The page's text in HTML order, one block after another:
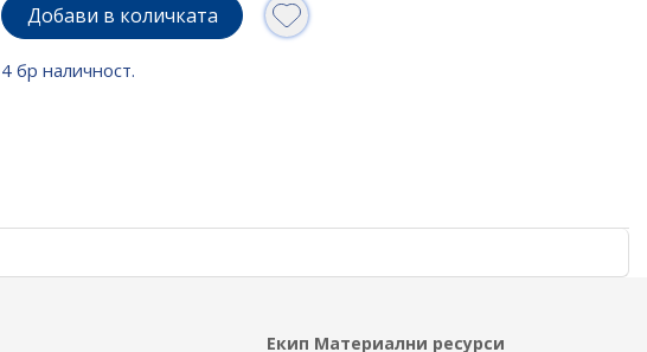
Добави в количката
4 бр наличност.
Екип Материални ресурси